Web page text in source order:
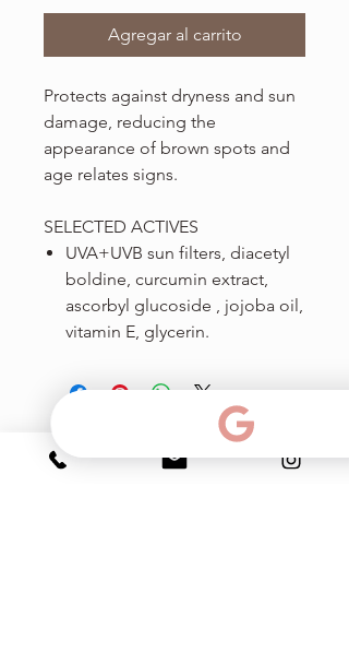
Agregar al carrito
Protects against dryness and sun
damage, reducing the
appearance of brown spots and
age relates signs.
SELECTED ACTIVES
UVA+UVB sun filters, diacetyl
boldine, curcumin extract,
ascorbyl glucoside , jojoba oil,
vitamin E, glycerin.
Ph & amp; Texto:
786-383-15-99